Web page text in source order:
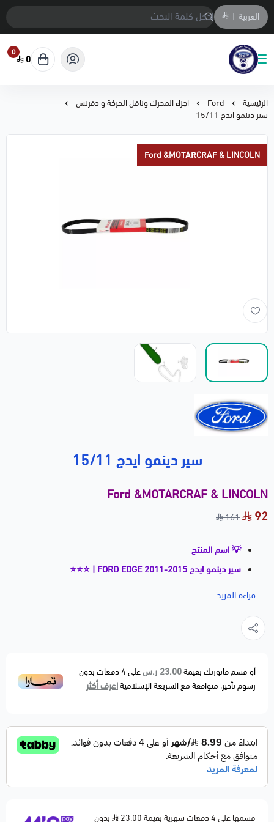
العربية |
متجر المحمادي لقطع السيارات
0
0
الرئيسية Ford
اجزاء المحرك وناقل الحركة و دفرنس
سير دينمو ايدج 15/11
Ford &MOTARCRAF & LINCOLN
سير دينمو ايدج 15/11
Ford &MOTARCRAF & LINCOLN
92
161
💡 اسم المنتج
سير دينمو ايدج FORD EDGE 2011-2015 | ⭐⭐⭐
📝 وصف مختصر
LINCOLN MKX 2011-2015
⚙️ مواصفات المنتج
- الحالة: جديدة 100%
- التوفر: أصلي / بديل / مجدد / مستعمل (حسب توفر المنتج)
- الخيار المختار: بديل مطابق
🛠️ ملاحظات المحمادي
قراءة المزيد
أو قسم فاتورتك بقيمة23.00 ر.س على4دفعات بدون
رسوم تأخير، متوافقة مع الشريعة الإسلاميةاعرف أكثر
قسمها على 4 دفعات شهرية بقيمة 23.00
بدون